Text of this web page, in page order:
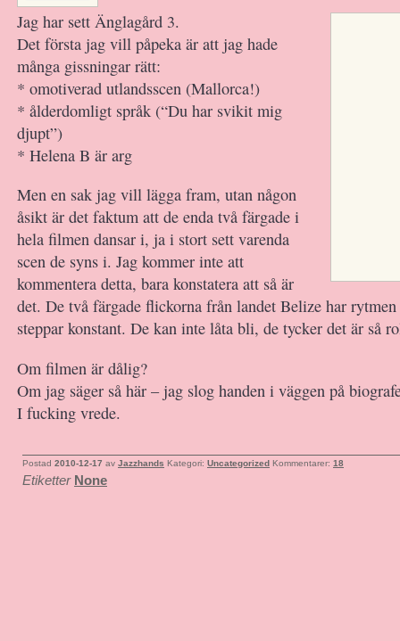
Jag har sett Änglagård 3.
Det första jag vill påpeka är att jag hade
många gissningar rätt:
* omotiverad utlandsscen (Mallorca!)
* ålderdomligt språk (“Du har svikit mig
djupt”)
* Helena B är arg
Men en sak jag vill lägga fram, utan någon
åsikt är det faktum att de enda två färgade i
hela filmen dansar i, ja i stort sett varenda
scen de syns i. Jag kommer inte att
kommentera detta, bara konstatera att så är
det. De två färgade flickorna från landet Belize har
steppar konstant. De kan inte låta bli, de tycker det är så
Om filmen är dålig?
Om jag säger så här – jag slog handen i väggen på
I fucking vrede.
Postad 2010-12-17 av Jazzhands Kategori: Uncategorized Kommentarer: 18
Etiketter None